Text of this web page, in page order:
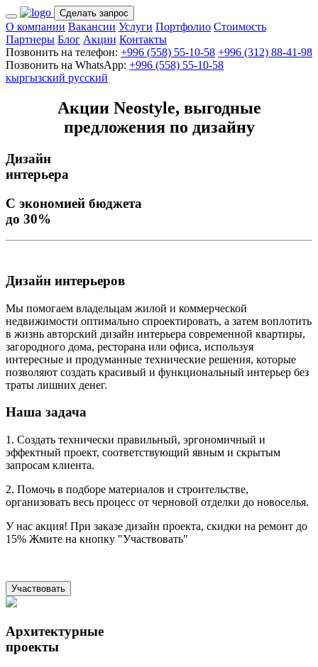
Сделать запрос
О компании Вакансии Услуги Портфолио Стоимость
Партнеры Блог Акции Контакты
Позвонить на телефон: +996 (558) 55-10-58 +996 (312) 88-41-98
Позвонить на WhatsApp: +996 (558) 55-10-58
кыргызский русский
Акции Neostyle, выгодные
предложения по дизайну
Дизайн
интерьера
С экономией бюджета
до 30%
Дизайн интерьеров
Мы помогаем владельцам жилой и коммерческой
недвижимости оптимально спроектировать, а затем воплотить
в жизнь авторский дизайн интерьера современной квартиры,
загородного дома, ресторана или офиса, используя
интересные и продуманные технические решения, которые
позволяют создать красивый и функциональный интерьер без
траты лишних денег.
Наша задача
1. Создать технически правильный, эргономичный и
эффектный проект, соответствующий явным и скрытым
запросам клиента.
2. Помочь в подборе материалов и строительстве,
организовать весь процесс от черновой отделки до новоселья.
У нас акция! При заказе дизайн проекта, скидки на ремонт до
15% Жмите на кнопку "Участвовать"
Участвовать
Архитектурные
проекты